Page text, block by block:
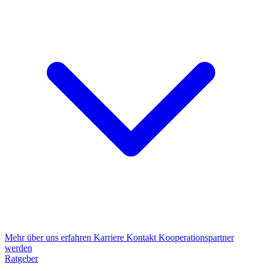
Mehr über uns erfahren Karriere Kontakt Kooperationspartner
werden
Ratgeber